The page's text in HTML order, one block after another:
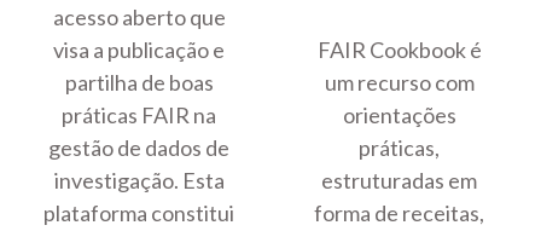
acesso aberto que
visa a publicação e
partilha de boas
práticas FAIR na
gestão de dados de
investigação. Esta
plataforma constitui
FAIR Cookbook é
um recurso com
orientações
práticas,
estruturadas em
forma de receitas,